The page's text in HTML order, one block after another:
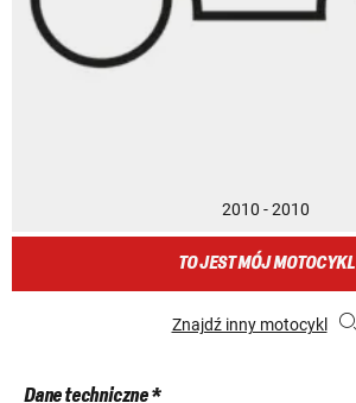
2010 - 2010
TO JEST MÓJ MOTOCYKL
Znajdź inny motocykl
Dane techniczne *